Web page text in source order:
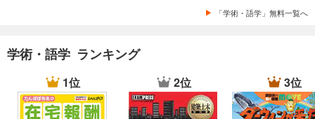
「学術・語学」無料一覧へ
学術・語学 ランキング
1位 2位 3位